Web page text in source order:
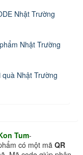
Nhật Trường
Nhật Trường
Nhật Trường
Tum-
có một mã QR